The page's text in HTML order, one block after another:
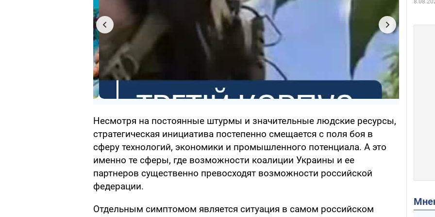
Несмотря на постоянные штурмы и значительные людские ресурсы,
стратегическая инициатива постепенно смещается с поля боя в
сферу технологий, экономики и промышленного потенциала. А это
именно те сферы, где возможности коалиции Украины и ее
партнеров существенно превосходят возможности российской
федерации.
Отдельным симптомом является ситуация в самом российском